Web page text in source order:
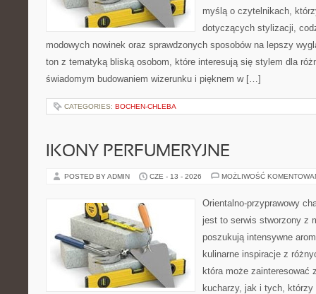
myślą o czytelnikach,
dotyczących stylizacji,
modowych nowinek oraz sprawdzonych sposobów na lepszy
ton z tematyką bliską osobom, które interesują się stylem dla
świadomym budowaniem wizerunku i pięknem w […]
CATEGORIES: BOCHEN-CHLEBA
IKONY PERFUMERYJNE
POSTED BY ADMIN CZE - 13 - 2026 MOŻLIWOŚĆ
Orientalno-przyprawowy
jest to serwis stworzony z
poszukują intensywne
kulinarne inspiracje z
która może zainteresować
kucharzy, jak i tych, którzy